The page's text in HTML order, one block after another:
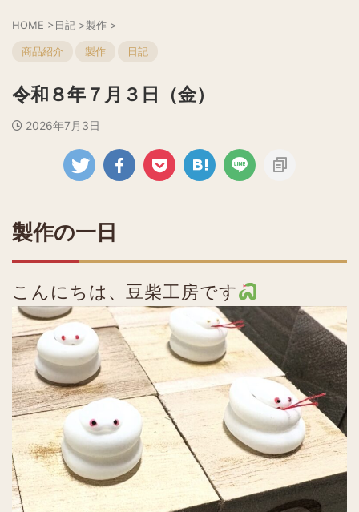
HOME >日記 >製作 >
商品紹介 製作 日記
令和８年７月３日（金）
2026年7月3日
製作の一日
こんにちは、豆柴工房です